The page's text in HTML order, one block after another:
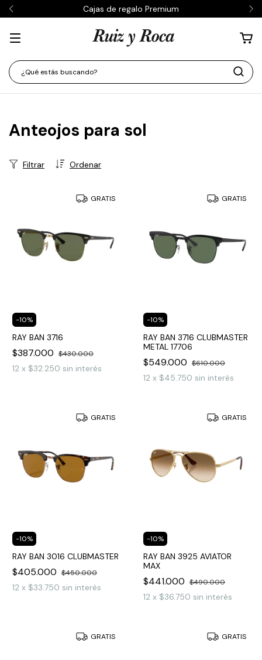
Cajas de regalo Premium
Anteojos para sol
Ordenar
Filtrar
GRATIS
-10%
RAY BAN 3716
$387.000 $430.000
12 x $32.250 sin interés
GRATIS
-10%
RAY BAN 3716 CLUBMASTER
METAL 17706
$549.000 $610.000
12 x $45.750 sin interés
GRATIS
-10%
RAY BAN 3016 CLUBMASTER
$405.000 $450.000
12 x $33.750 sin interés
GRATIS
-10%
RAY BAN 3925 AVIATOR
MAX
$441.000 $490.000
12 x $36.750 sin interés
GRATIS GRATIS